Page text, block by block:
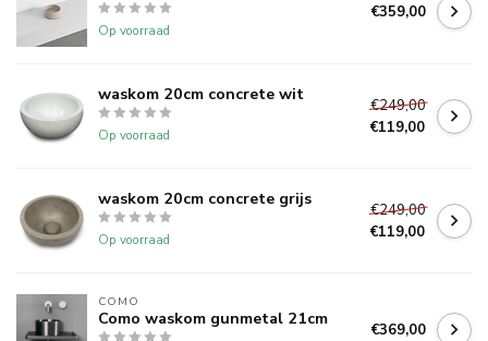
Op voorraad
€359,00
waskom 20cm concrete wit
Op voorraad
€249,00
€119,00
waskom 20cm concrete grijs
Op voorraad
€249,00
€119,00
COMO
Como waskom gunmetal 21cm
€369,00